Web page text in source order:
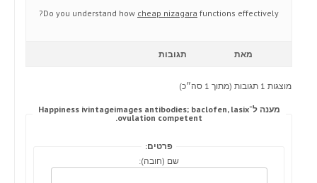
Do you understand how cheap nizagara functions effectively?
מאת תגובות
מוצגות 1 תגובות (מתוך 1 סה״כ)
מענה ל־Happiness ivintageimages antibodies; baclofen, lasix
ovulation competent.
פרטים:
שם (חובה):